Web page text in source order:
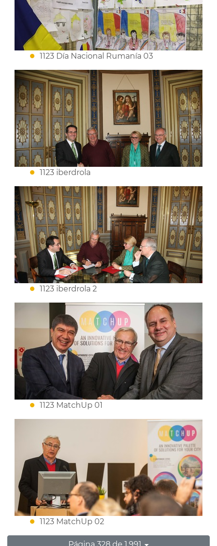
1123 Día Nacional Rumanía 03
1123 iberdrola
1123 iberdrola 2
1123 MatchUp 01
1123 MatchUp 02